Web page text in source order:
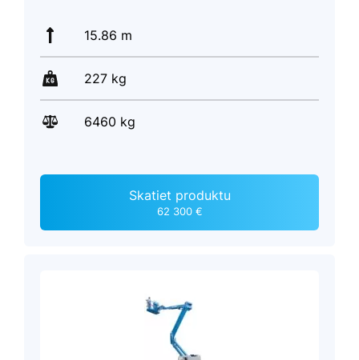
15.86 m
227 kg
6460 kg
Skatiet produktu
62 300 €